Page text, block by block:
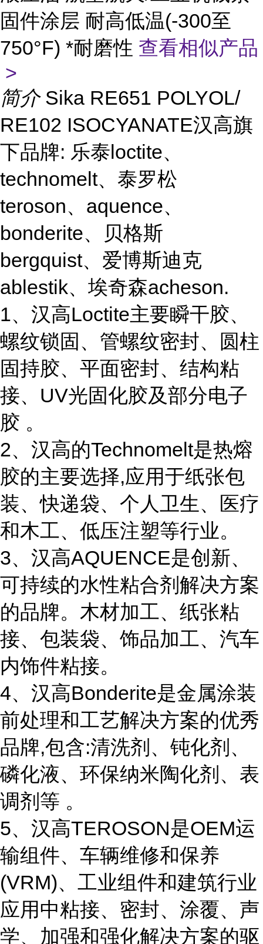
固件涂层 耐高低温(-300至
750°F) *耐磨性 查看相似产品
>
简介 Sika RE651 POLYOL/
RE102 ISOCYANATE汉高旗
下品牌: 乐泰loctite、
technomelt、泰罗松
teroson、aquence、
bonderite、贝格斯
bergquist、爱博斯迪克
ablestik、埃奇森acheson.
1、汉高Loctite主要瞬干胶、
螺纹锁固、管螺纹密封、圆柱
固持胶、平面密封、结构粘
接、UV光固化胶及部分电子
胶 。
2、汉高的Technomelt是热熔
胶的主要选择,应用于纸张包
装、快递袋、个人卫生、医疗
和木工、低压注塑等行业。
3、汉高AQUENCE是创新、
可持续的水性粘合剂解决方案
的品牌。木材加工、纸张粘
接、包装袋、饰品加工、汽车
内饰件粘接。
4、汉高Bonderite是金属涂装
前处理和工艺解决方案的优秀
品牌,包含:清洗剂、钝化剂、
磷化液、环保纳米陶化剂、表
调剂等 。
5、汉高TEROSON是OEM运
输组件、车辆维修和保养
(VRM)、工业组件和建筑行业
应用中粘接、密封、涂覆、声
学、加强和强化解决方案的驱